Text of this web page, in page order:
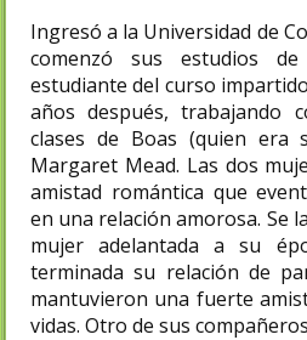
Ingresó a la Universidad de
comenzó sus estudios
estudiante del curso
años después, trabajando
clases de Boas (quien era
Margaret Mead. Las dos
amistad romántica que
en una relación amorosa.​ Se
mujer adelantada a su
terminada su relación de
mantuvieron una fuerte
vidas. Otro de sus